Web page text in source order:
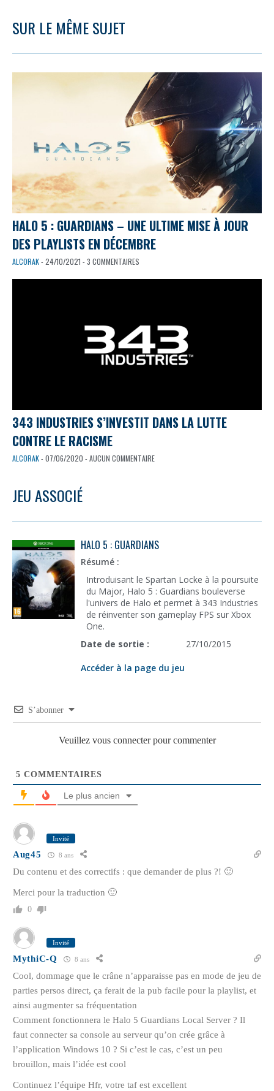
SUR LE MÊME SUJET
HALO 5 : GUARDIANS – UNE ULTIME MISE À JOUR
DES PLAYLISTS EN DÉCEMBRE
ALCORAK- 24/10/2021 - 3 COMMENTAIRES
343 INDUSTRIES S’INVESTIT DANS LA LUTTE
CONTRE LE RACISME
ALCORAK- 07/06/2020 - AUCUN COMMENTAIRE
JEU ASSOCIÉ
HALO 5 : GUARDIANS
Résumé :
Introduisant le Spartan Locke à la poursuite
du Major, Halo 5 : Guardians bouleverse
l'univers de Halo et permet à 343 Industries
de réinventer son gameplay FPS sur Xbox
One.
Date de sortie :
27/10/2015
Accéder à la page du jeu
S’abonner
Veuillez vous connecter pour commenter
5 COMMENTAIRES
Le plus ancien
Invité
Aug45 8 ans
Du contenu et des correctifs : que demander de plus ?! 🙂
Merci pour la traduction 🙂
0
Invité
MythiC-Q 8 ans
Cool, dommage que le crâne n’apparaisse pas en mode de jeu de
parties persos direct, ça ferait de la pub facile pour la playlist, et
ainsi augmenter sa fréquentation
Comment fonctionnera le Halo 5 Guardians Local Server ? Il
faut connecter sa console au serveur qu’on crée grâce à
l’application Windows 10 ? Si c’est le cas, c’est un peu
brouillon, mais l’idée est cool
Continuez l’équipe Hfr, votre taf est excellent